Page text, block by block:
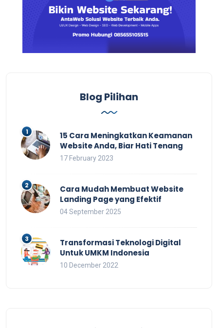
Blog Pilihan
15 Cara Meningkatkan Keamanan
Website Anda, Biar Hati Tenang
17 February 2023
Cara Mudah Membuat Website
Landing Page yang Efektif
04 September 2025
Transformasi Teknologi Digital
Untuk UMKM Indonesia
10 December 2022